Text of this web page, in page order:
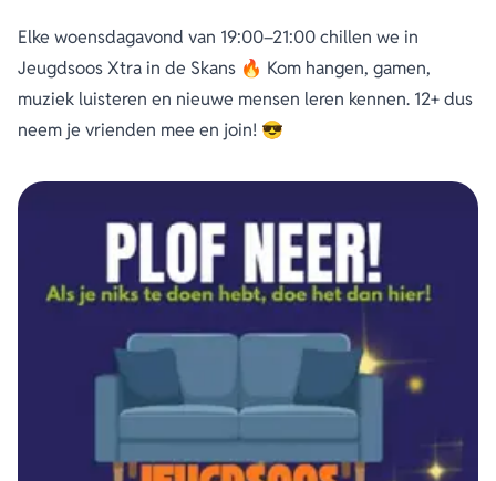
Elke woensdagavond van 19:00–21:00 chillen we in
Jeugdsoos Xtra in de Skans 🔥 Kom hangen, gamen,
muziek luisteren en nieuwe mensen leren kennen. 12+ dus
neem je vrienden mee en join! 😎